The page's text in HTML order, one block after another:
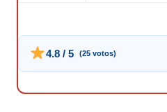
4.8 / 5 (25 votos)